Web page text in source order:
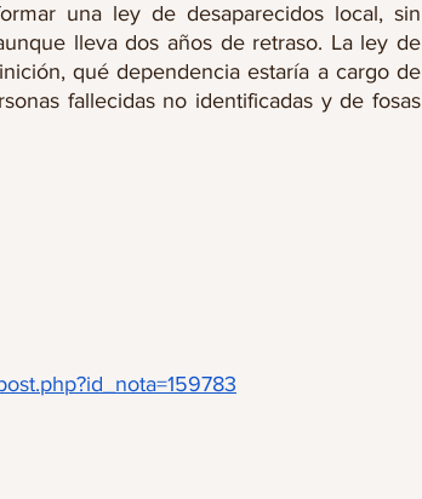
una ley de desaparecidos local, sin
lleva dos años de retraso. La ley de
qué dependencia estaría a cargo de
fallecidas no identificadas y de fosas
para desaparecidos